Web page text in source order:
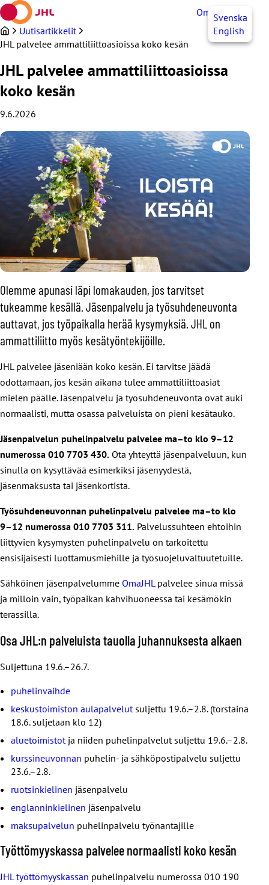
Siirry
sisältöön
OmaJHLSvenska
English
Uutisartikkelit
JHL palvelee ammattiliittoasioissa koko kesän
JHL palvelee ammattiliittoasioissa
koko kesän
9.6.2026
Olemme apunasi läpi lomakauden, jos tarvitset
tukeamme kesällä. Jäsenpalvelu ja työsuhdeneuvonta
auttavat, jos työpaikalla herää kysymyksiä. JHL on
ammattiliitto myös kesätyöntekijöille.
JHL palvelee jäseniään koko kesän. Ei tarvitse jäädä
odottamaan, jos kesän aikana tulee ammattiliittoasiat
mielen päälle. Jäsenpalvelu ja työsuhdeneuvonta ovat auki
normaalisti, mutta osassa palveluista on pieni kesätauko.
Jäsenpalvelun puhelinpalvelu palvelee ma–to klo 9–12
numerossa 010 7703 430. Ota yhteyttä jäsenpalveluun, kun
sinulla on kysyttävää esimerkiksi jäsenyydestä,
jäsenmaksusta tai jäsenkortista.
Työsuhdeneuvonnan puhelinpalvelu palvelee ma–to klo
9–12 numerossa 010 7703 311. Palvelussuhteen ehtoihin
liittyvien kysymysten puhelinpalvelu on tarkoitettu
ensisijaisesti luottamusmiehille ja työsuojeluvaltuutetuille.
Sähköinen jäsenpalvelumme OmaJHL palvelee sinua missä
ja milloin vain, työpaikan kahvihuoneessa tai kesämökin
terassilla.
Osa JHL:n palveluista tauolla juhannuksesta alkaen
Suljettuna 19.6.–26.7.
puhelinvaihde
keskustoimiston aulapalvelut suljettu 19.6.–2.8. (torstaina
18.6. suljetaan klo 12)
aluetoimistot ja niiden puhelinpalvelut suljettu 19.6.–2.8.
kurssineuvonnan puhelin- ja sähköpostipalvelu suljettu
23.6.–2.8.
ruotsinkielinen jäsenpalvelu
englanninkielinen jäsenpalvelu
maksupalvelun puhelinpalvelu työnantajille
Työttömyyskassa palvelee normaalisti koko kesän
JHL työttömyyskassan puhelinpalvelu numerossa 010 190